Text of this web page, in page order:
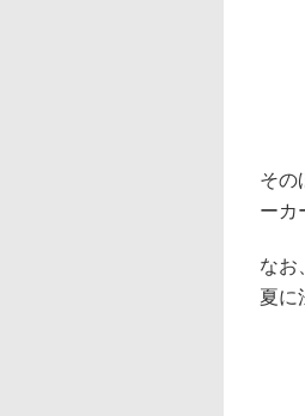
その
ーカ
なお
夏に